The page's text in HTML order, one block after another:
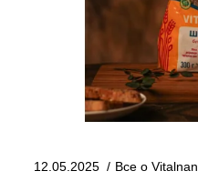
12.05.2025 Все о Vitalnan